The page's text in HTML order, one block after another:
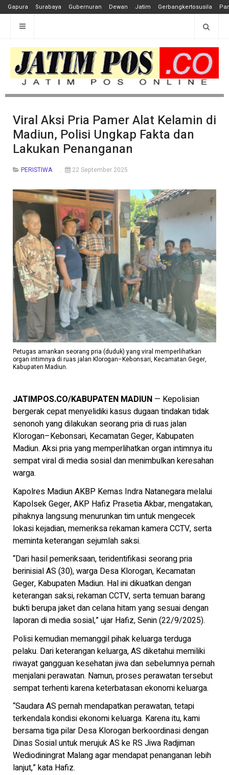
Gapura Surabaya Gubernuran Dewan Jatim Gerbangkertosusila
Viral Aksi Pria Pamer Alat Kelamin di
Madiun, Polisi Ungkap Fakta dan
Lakukan Penanganan
PERISTIWA 22 September 2025
Petugas amankan seorang pria (duduk) yang viral memperlihatkan
organ intimnya di ruas jalan Klorogan–Kebonsari, Kecamatan Geger,
Kabupaten Madiun.
JATIMPOS.CO/KABUPATEN MADIUN — Kepolisian
bergerak cepat menyelidiki kasus dugaan tindakan tidak
senonoh yang dilakukan seorang pria di ruas jalan
Klorogan–Kebonsari, Kecamatan Geger, Kabupaten
Madiun. Aksi pria yang memperlihatkan organ intimnya itu
sempat viral di media sosial dan menimbulkan keresahan
warga.
Kapolres Madiun AKBP Kemas Indra Natanegara melalui
Kapolsek Geger, AKP Hafiz Prasetia Akbar, mengatakan,
pihaknya langsung menurunkan tim untuk mengecek
lokasi kejadian, memeriksa rekaman kamera CCTV, serta
meminta keterangan sejumlah saksi.
“Dari hasil pemeriksaan, teridentifikasi seorang pria
berinisial AS (30), warga Desa Klorogan, Kecamatan
Geger, Kabupaten Madiun. Hal ini dikuatkan dengan
keterangan saksi, rekaman CCTV, serta temuan barang
bukti berupa jaket dan celana hitam yang sesuai dengan
laporan di media sosial,” ujar Hafiz, Senin (22/9/2025).
Polisi kemudian memanggil pihak keluarga terduga
pelaku. Dari keterangan keluarga, AS diketahui memiliki
riwayat gangguan kesehatan jiwa dan sebelumnya pernah
menjalani perawatan. Namun, proses perawatan tersebut
sempat terhenti karena keterbatasan ekonomi keluarga.
“Saudara AS pernah mendapatkan perawatan, tetapi
terkendala kondisi ekonomi keluarga. Karena itu, kami
bersama tiga pilar Desa Klorogan berkoordinasi dengan
Dinas Sosial untuk merujuk AS ke RS Jiwa Radjiman
Wediodiningrat Malang agar mendapat penanganan lebih
lanjut,” kata Hafiz.